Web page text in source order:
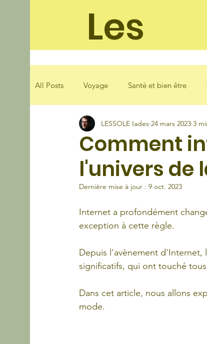
Les
All Posts Voyage Santé et bien être
Loisirs Cuisine
Comment
l'univers de
LESSOLE Iades 24 mars 2023 3
Dernière mise à jour :9 oct. 2023
Internet a profondément
exception à cette règle.
Depuis l'avènement d'Internet,
significatifs, qui ont touché
Dans cet article, nous allons
mode.